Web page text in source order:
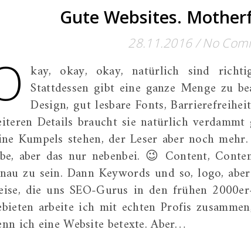
Gute Websites.
28.11.2016 / No
kay, okay, okay, natürlich sind
Stattdessen gibt eine ganze Menge zu
Design, gut lesbare Fonts,
Details braucht sie natürlich
Kumpels stehen, der Leser aber noch
aber das nur nebenbei. 😉 Content,
zu sein. Dann Keywords und so, logo,
die uns SEO-Gurus in den frühen
arbeite ich mit echten Profis
ich eine Website betexte. Aber…